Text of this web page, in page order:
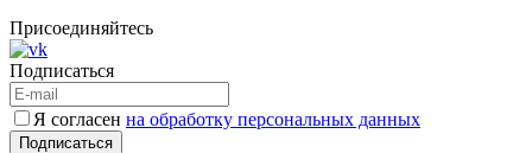
Присоединяйтесь
Подписаться
Я согласен на обработку персональных данных